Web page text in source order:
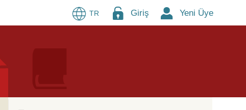
TR Giriş Yeni Üye